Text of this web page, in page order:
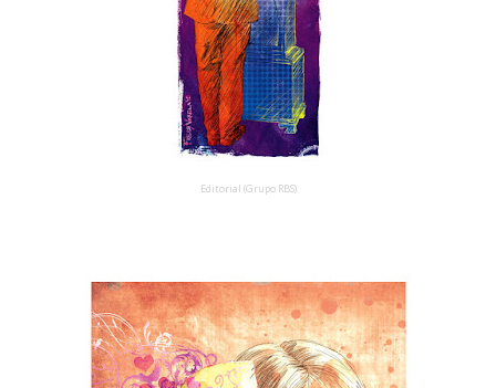
Editorial (Grupo RBS)